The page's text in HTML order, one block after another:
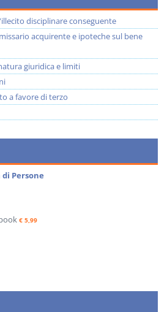
disciplinare conseguente
acquirente e ipoteche sul bene
giuridica e limiti
a favore di terzo
di Persone
€ 5,99